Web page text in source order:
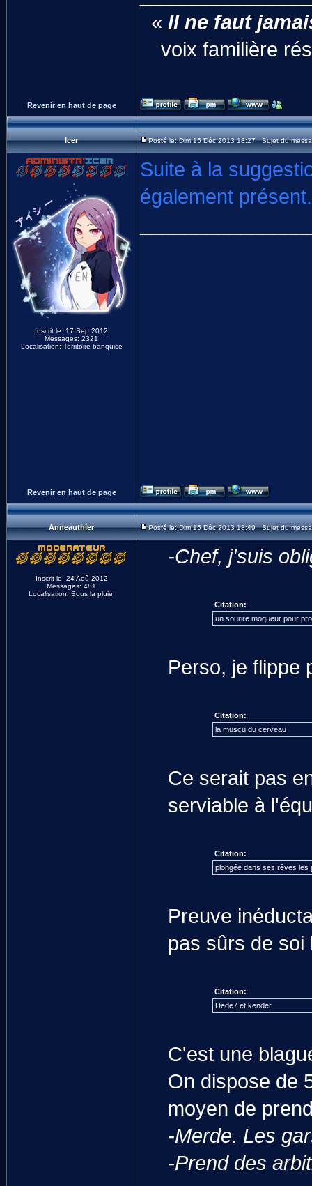
« Il ne faut
voix familière
Revenir en haut de page
Icer Posté le: Dim 15 Déc 2013 18:27 Sujet du
Inscrit le: 17 Sep 2012
Messages: 2321
Localisation: Territoire banquise
Suite à la
également présent.
Revenir en haut de page
Anneauthier Posté le: Dim 15 Déc 2013 18:49 Sujet du
Inscrit le: 24 Aoû 2012
Messages: 481
Localisation: Sous la pluie.
-Chef, j'suis
Citation:
un sourire moqueur pour
Perso, je flippe
Citation:
la muscu du cerveau
Ce serait pas
serviable à
Citation:
plongée dans ses rêves les
Preuve
pas sûrs de soi
Citation:
Dede7 et kender
C'est une
On dispose de
moyen de
-Merde. Les
-Prend des